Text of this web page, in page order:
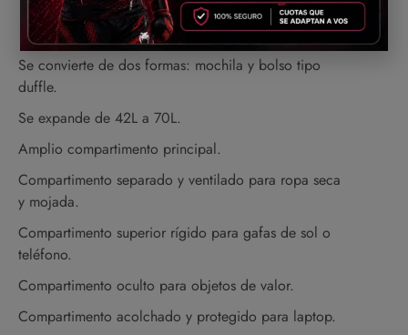
Descripción
Se convierte de dos formas: mochila y bolso tipo
duffle.
Se expande de 42L a 70L.
Amplio compartimento principal.
Compartimento separado y ventilado para ropa seca
y mojada.
Compartimento superior rígido para gafas de sol o
teléfono.
Compartimento oculto para objetos de valor.
Compartimento acolchado y protegido para laptop.